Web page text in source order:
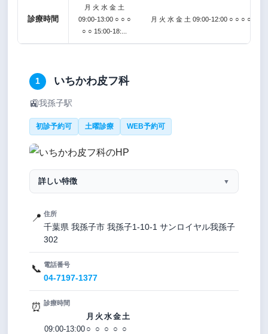
診療時間
月 火 水 金 土
09:00-13:00 ○ ○ ○
○ ○ 15:00-18:...
月 火 水 金 土 09:00-12:00 ○ ○ ○ ○ ○
1 いちかわ皮フ科
🚉我孫子駅
初診予約可 土曜診療 WEB予約可
詳しい特徴 ▼
📍 住所
千葉県 我孫子市 我孫子1-10-1 サンロイヤル我孫子
302
📞 電話番号
04-7197-1377
⏰ 診療時間
月 火 水金 土
09:00-13:00 ○ ○ ○ ○ ○